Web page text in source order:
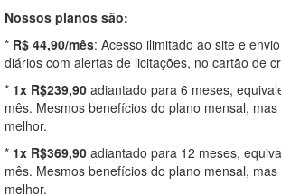
Nossos planos são:
* R$ 44,90/mês: Acesso ilimitado ao site e
diários com alertas de licitações, no cartão de
* 1x R$239,90 adiantado para 6 meses,
mês. Mesmos benefícios do plano mensal,
melhor.
* 1x R$369,90 adiantado para 12 meses,
mês. Mesmos benefícios do plano mensal,
melhor.